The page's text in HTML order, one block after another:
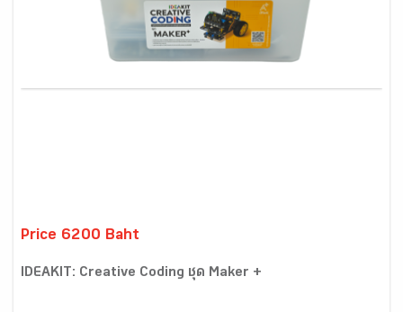
Price 6200 Baht
IDEAKIT: Creative Coding ชุด Maker +